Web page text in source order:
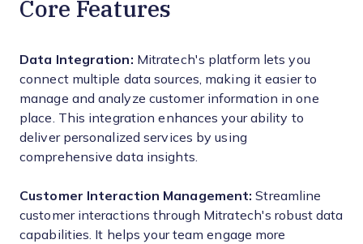
Core Features
Data Integration: Mitratech's platform lets you
connect multiple data sources, making it easier to
manage and analyze customer information in one
place. This integration enhances your ability to
deliver personalized services by using
comprehensive data insights.
Customer Interaction Management: Streamline
customer interactions through Mitratech's robust data
capabilities. It helps your team engage more